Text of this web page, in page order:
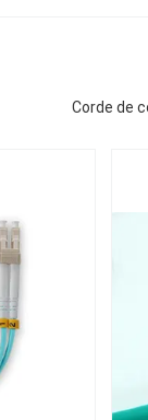
Corde de